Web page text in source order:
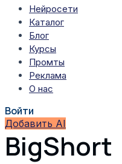
Нейросети
Каталог
Блог
Курсы
Промты
Реклама
О нас
Войти
Добавить AI
BigShort